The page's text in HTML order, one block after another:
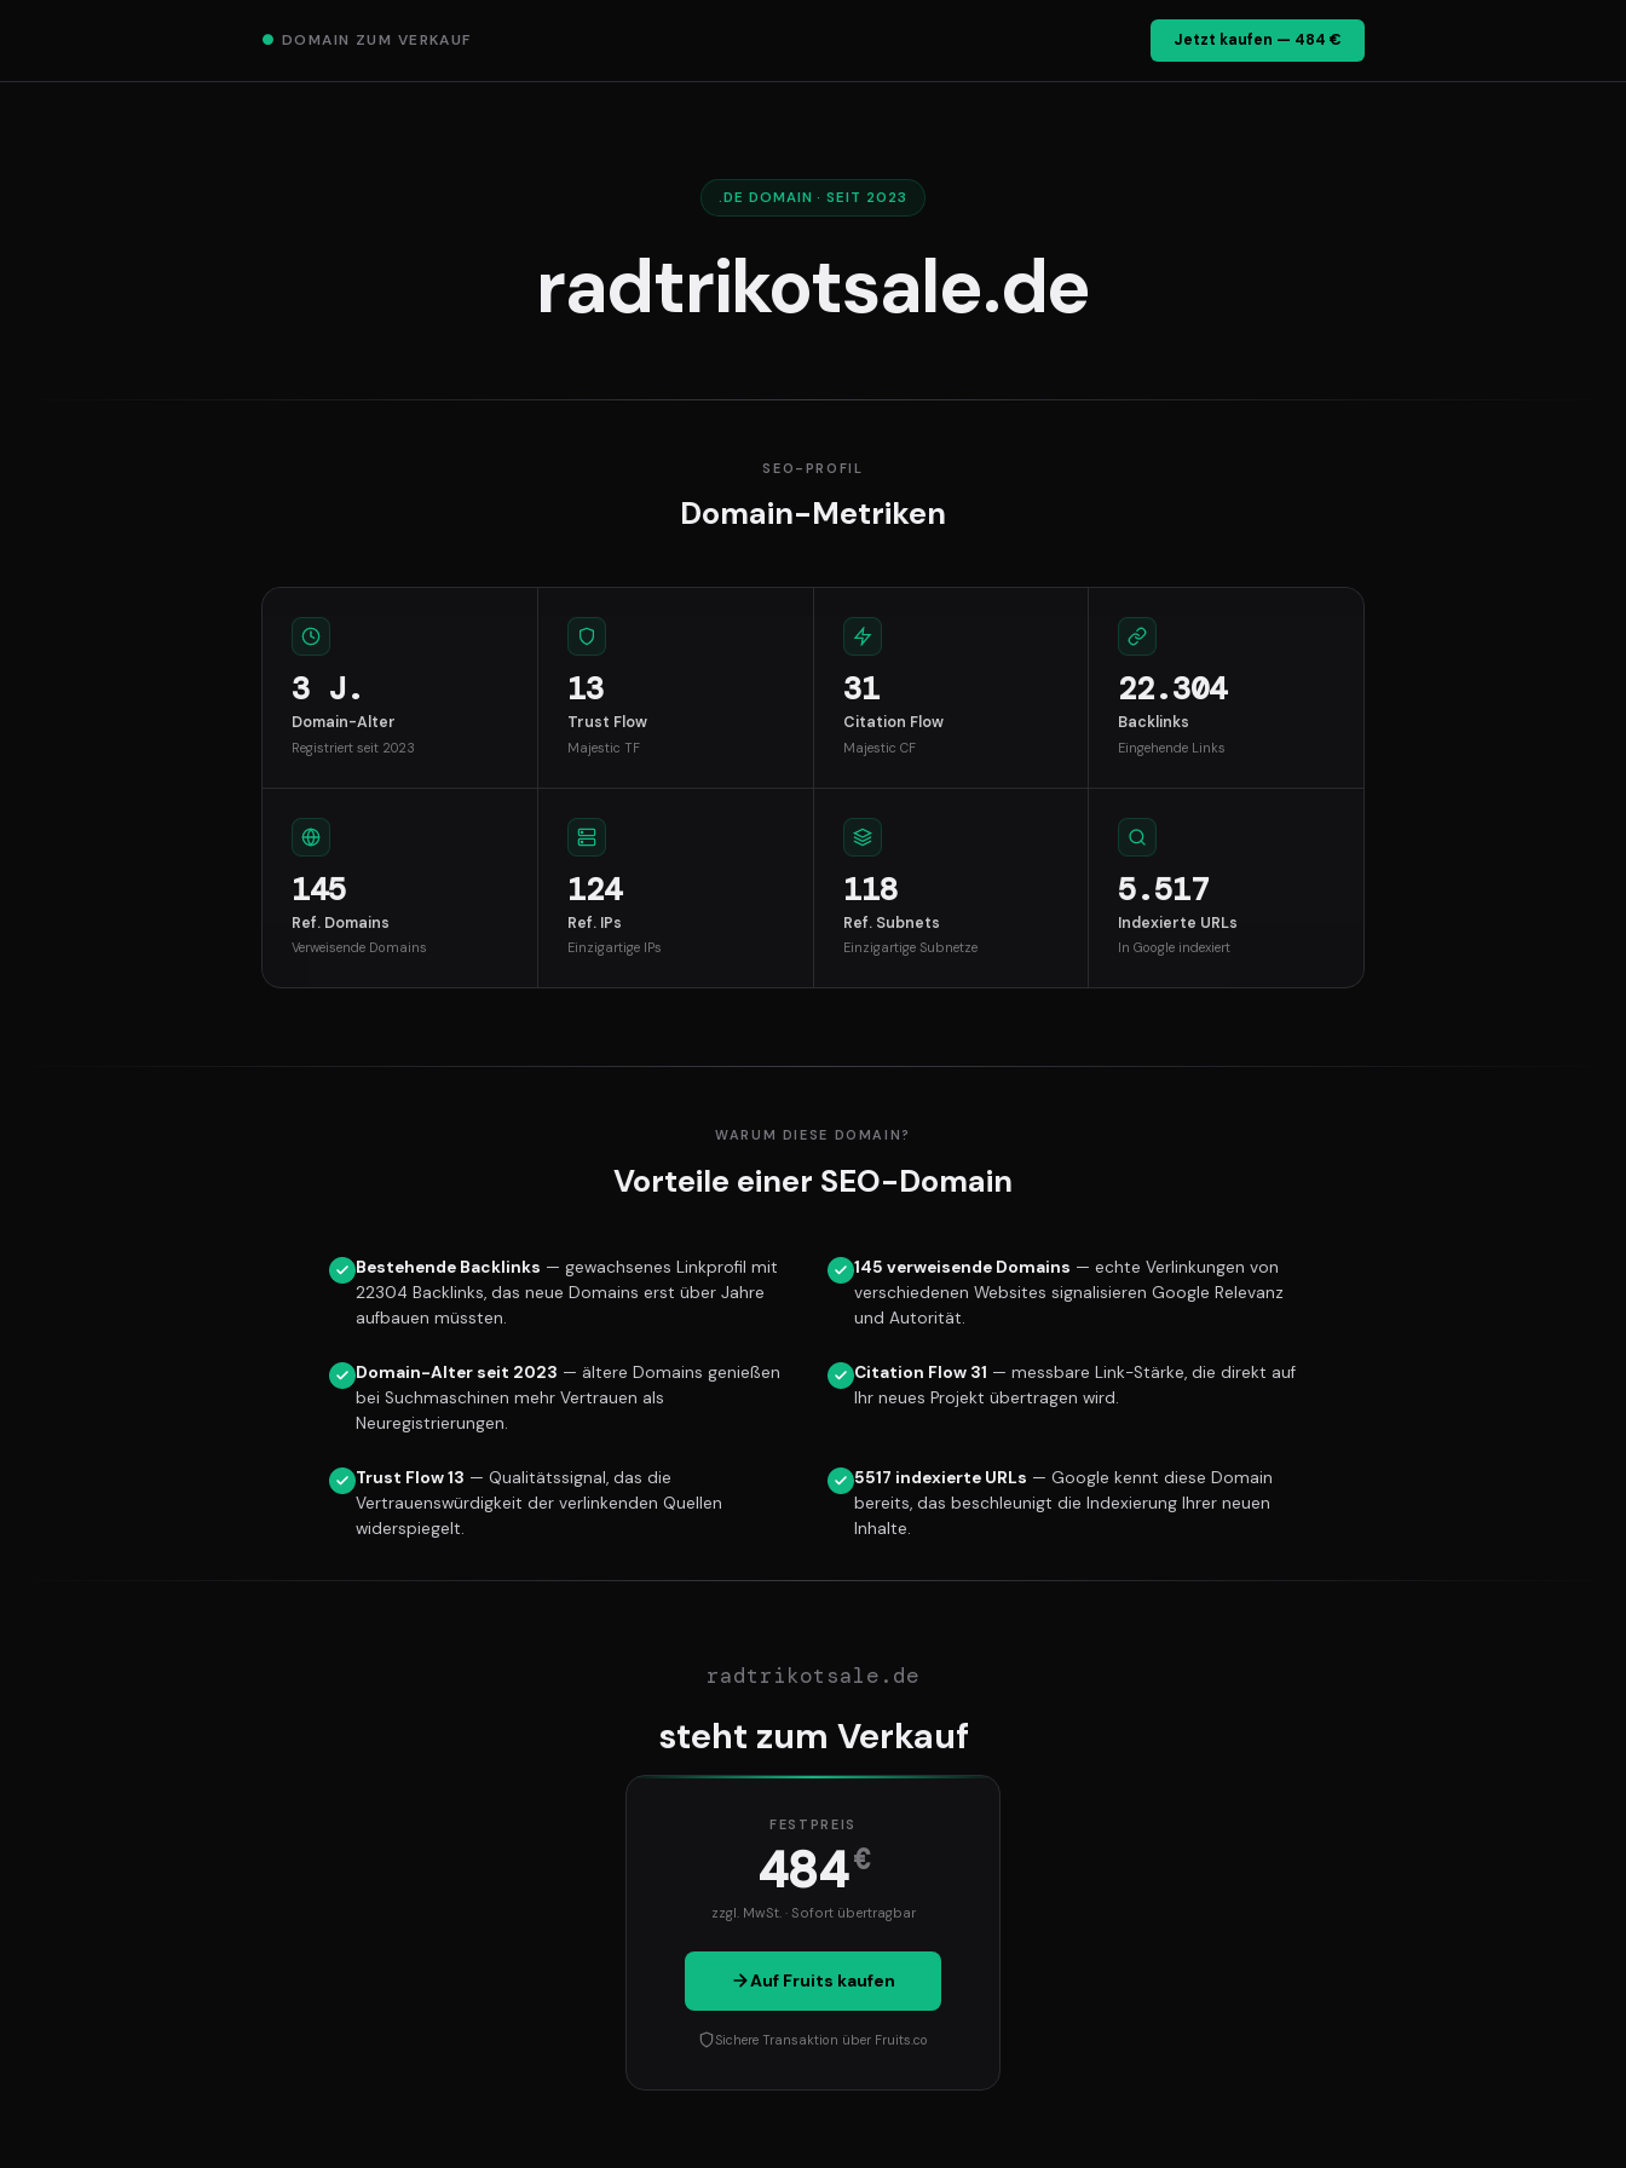
● DOMAIN ZUM VERKAUF Jetzt kaufen — 484 €
.DE DOMAIN · SEIT 2023
radtrikotsale.de
SEO-PROFIL
Domain-Metriken
3 J.
Domain-Alter
Registriert seit 2023
13
Trust Flow
Majestic TF
31
Citation Flow
Majestic CF
22.304
Backlinks
Eingehende Links
145
Ref. Domains
Verweisende Domains
124
Ref. IPs
Einzigartige IPs
118
Ref. Subnets
Einzigartige Subnetze
5.517
Indexierte URLs
In Google indexiert
WARUM DIESE DOMAIN?
Vorteile einer SEO-Domain
Bestehende Backlinks — gewachsenes Linkprofil mit
22304 Backlinks, das neue Domains erst über Jahre
aufbauen müssten.
145 verweisende Domains — echte Verlinkungen von
verschiedenen Websites signalisieren Google Relevanz
und Autorität.
Domain-Alter seit 2023 — ältere Domains genießen
bei Suchmaschinen mehr Vertrauen als
Neuregistrierungen.
Citation Flow 31 — messbare Link-Stärke, die direkt auf
Ihr neues Projekt übertragen wird.
Trust Flow 13 — Qualitätssignal, das die
Vertrauenswürdigkeit der verlinkenden Quellen
widerspiegelt.
5517 indexierte URLs — Google kennt diese Domain
bereits, das beschleunigt die Indexierung Ihrer neuen
Inhalte.
radtrikotsale.de
steht zum Verkauf
FESTPREIS
484€
zzgl. MwSt. · Sofort übertragbar
Auf Fruits kaufen
Sichere Transaktion über Fruits.co